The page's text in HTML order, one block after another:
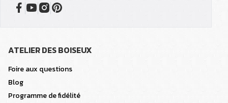
ATELIER DES BOISEUX
Foire aux questions
Blog
Programme de fidélité